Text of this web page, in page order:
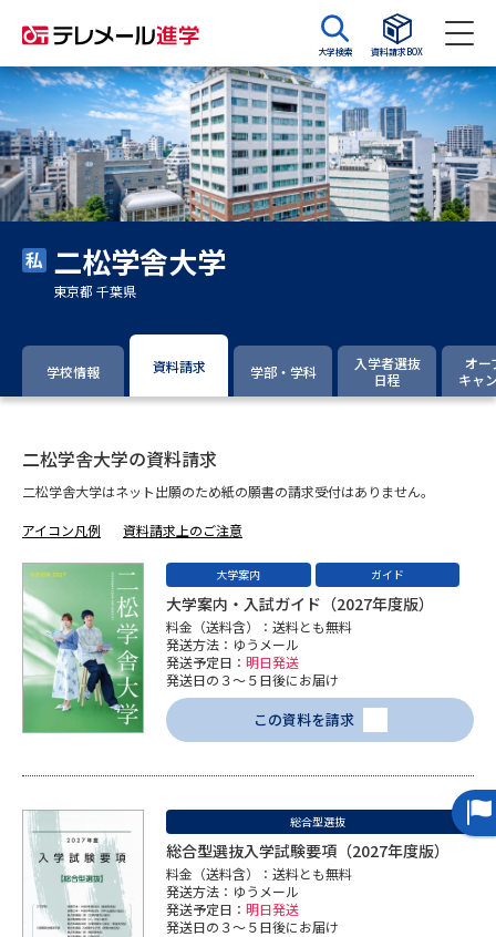
大学検索 資料請求BOX
資料請求 資料検索
大学・短大の資料種類から請求
大学パンフ
過去問題集
専門学校の資料請求 大学院の資料請求
留学・進学関連、塾・予備校
内」の請求
大学入学共通テスト「受験上の
配慮案内」の請求
高等学校卒業程度認定試験
幼稚園教員資格認定試験 小学校教員資格認定試験
高等学校（情報）教員資格認定
大学研究 大学検索
大学で学べる内容や特徴を調べる
二松学舎大学
東京都 千葉県
学校情報 資料請求 学部・学科
入学者選抜
日程
オー
キャ
二松学舎大学の資料請求
二松学舎大学はネット出願のため紙の願書の請求受付はありません。
アイコン凡例 資料請求上のご注意
大学案内 ガイド
大学案内・入試ガイド（2027年度版）
料金（送料含）：送料とも無料
発送方法：ゆうメール
発送予定日： 明日発送
発送日の３～５日後にお届け
この資料を請求
総合型選抜
総合型選抜入学試験要項（2027年度版）
料金（送料含）：送料とも無料
発送方法：ゆうメール
発送予定日： 明日発送
発送日の３～５日後にお届け